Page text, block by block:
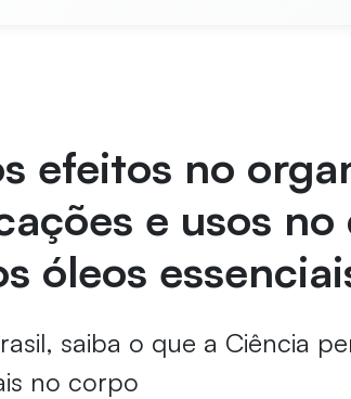
efeitos no
e usos no
óleos
saiba o que a Ciência
no corpo